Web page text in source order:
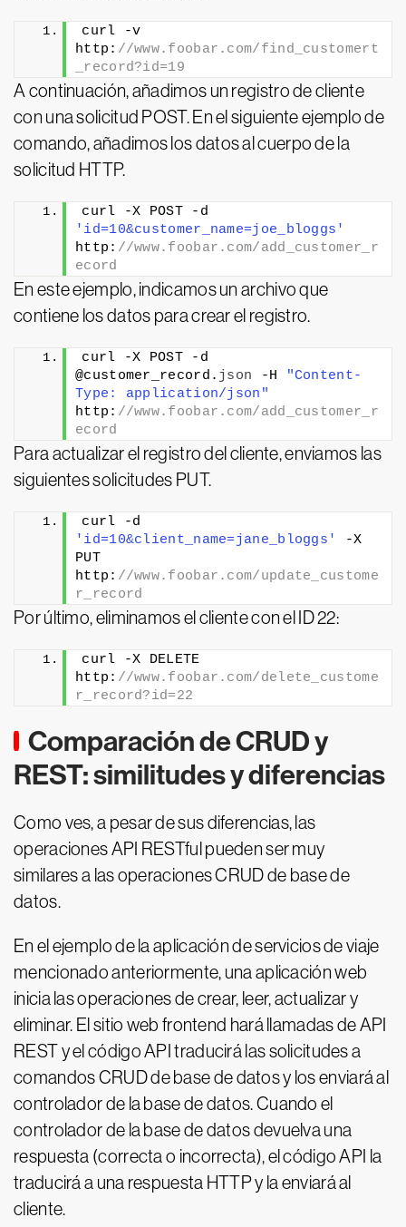
curl -v
http: //www.foobar.com/find_customert
_record?id=19
A continuación, añadimos un registro de cliente
con una solicitud POST. En el siguiente ejemplo de
comando, añadimos los datos al cuerpo de la
solicitud HTTP.
'id=10&customer_name=joe_bloggs'
http: //www.foobar.com/add_customer_r
ecord
En este ejemplo, indicamos un archivo que
contiene los datos para crear el registro.
curl -X POST -d
@customer_record. json -H
"Content-
Type: application/json"
http: //www.foobar.com/add_customer_r
ecord
Para actualizar el registro del cliente, enviamos las
siguientes solicitudes PUT.
'id=10&client_name=jane_bloggs'
-X
PUT
http: //www.foobar.com/update_custome
r_record
Por último, eliminamos el cliente con el ID 22:
curl -X DELETE
http: //www.foobar.com/delete_custome
r_record?id=22
Comparación de CRUD y
REST: similitudes y diferencias
Como ves, a pesar de sus diferencias, las
operaciones API RESTful pueden ser muy
similares a las operaciones CRUD de base de
datos.
En el ejemplo de la aplicación de servicios de viaje
mencionado anteriormente, una aplicación web
inicia las operaciones de crear, leer, actualizar y
eliminar. El sitio web frontend hará llamadas de API
REST y el código API traducirá las solicitudes a
comandos CRUD de base de datos y los enviará al
controlador de la base de datos. Cuando el
controlador de la base de datos devuelva una
respuesta (correcta o incorrecta), el código API la
traducirá a una respuesta HTTP y la enviará al
cliente.